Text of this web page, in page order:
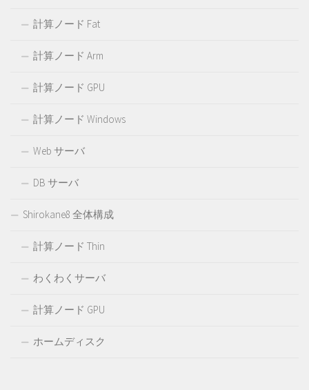
計算ノード Fat
計算ノード Arm
計算ノード GPU
計算ノード Windows
Web サーバ
DB サーバ
Shirokane8 全体構成
計算ノード Thin
わくわくサーバ
計算ノード GPU
ホームディスク